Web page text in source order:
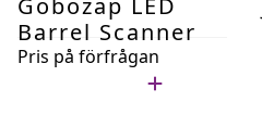
Gobozap LED
Barrel Scanner
Pris på förfrågan